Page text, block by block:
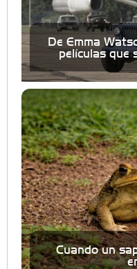
De Emma
películas que
Cuando un